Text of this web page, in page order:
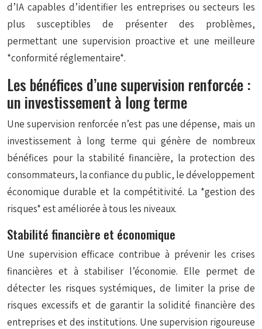
d’IA capables d’identifier les entreprises ou secteurs les
plus susceptibles de présenter des problèmes,
permettant une supervision proactive et une meilleure
*conformité réglementaire*.
Les bénéfices d’une supervision renforcée :
un investissement à long terme
Une supervision renforcée n’est pas une dépense, mais un
investissement à long terme qui génère de nombreux
bénéfices pour la stabilité financière, la protection des
consommateurs, la confiance du public, le développement
économique durable et la compétitivité. La *gestion des
risques* est améliorée à tous les niveaux.
Stabilité financière et économique
Une supervision efficace contribue à prévenir les crises
financières et à stabiliser l’économie. Elle permet de
détecter les risques systémiques, de limiter la prise de
risques excessifs et de garantir la solidité financière des
entreprises et des institutions. Une supervision rigoureuse